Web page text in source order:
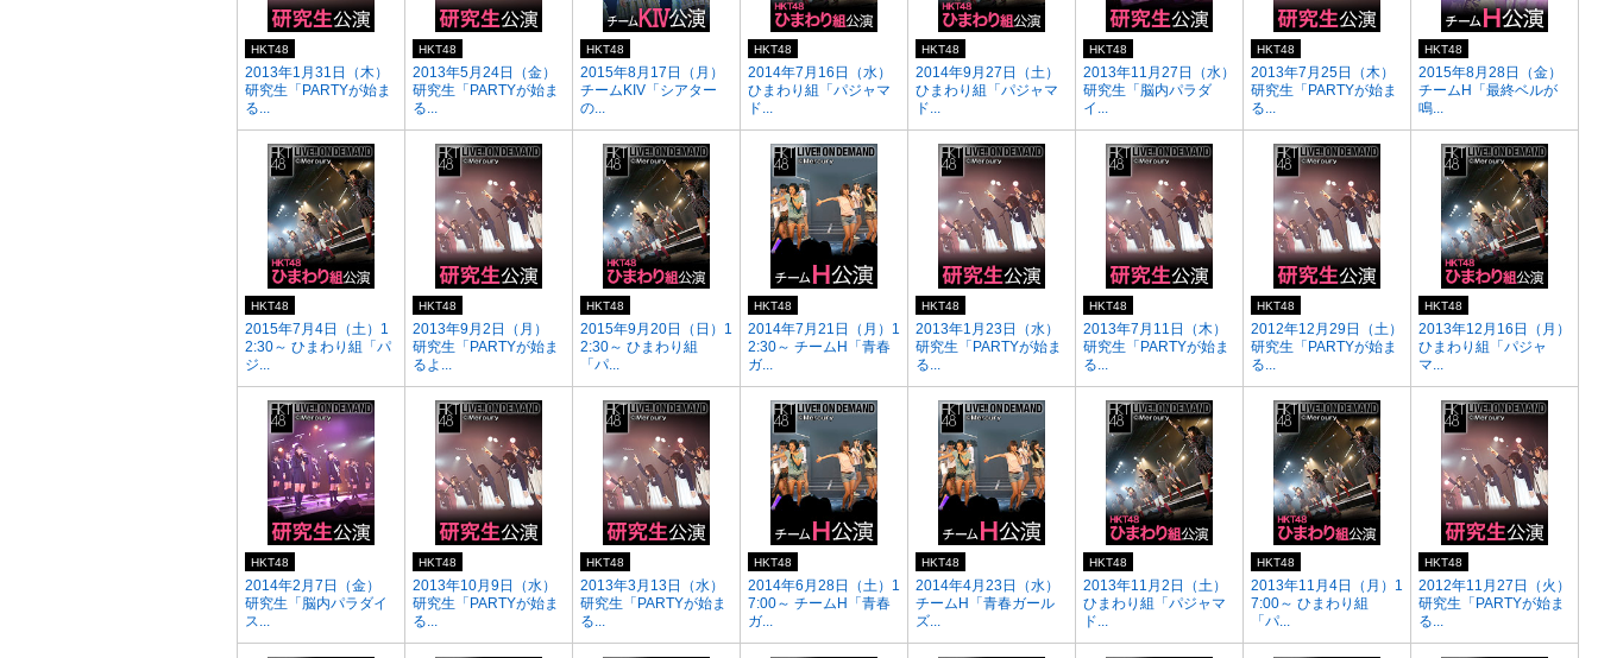
2013年1月31日（木）
研究生「PARTYが始ま
る...
HKT48
2013年5月24日（金）
研究生「PARTYが始ま
る...
HKT48
2015年8月17日（月）
チームKIV「シアター
の...
HKT48
2014年7月16日（水）
ひまわり組「パジャマ
ド...
HKT48
2014年9月27日（土）
ひまわり組「パジャマ
ド...
HKT48
2013年11月27日（水）
研究生「脳内パラダ
イ...
HKT48
2013年7月25日（木）
研究生「PARTYが始ま
る...
HKT48
2015年8月28日（金）
チームH「最終ベルが
鳴...
HKT48
2015年7月4日（土）1
2:30～ ひまわり組「パ
ジ...
HKT48
2013年9月2日（月）
研究生「PARTYが始ま
るよ...
HKT48
2015年9月20日（日）1
2:30～ ひまわり組
「パ...
HKT48
2014年7月21日（月）1
2:30～ チームH「青春
ガ...
HKT48
2013年1月23日（水）
研究生「PARTYが始ま
る...
HKT48
2013年7月11日（木）
研究生「PARTYが始ま
る...
HKT48
2012年12月29日（土）
研究生「PARTYが始ま
る...
HKT48
2013年12月16日（月）
ひまわり組「パジャ
マ...
HKT48
2014年2月7日（金）
研究生「脳内パラダイ
ス...
HKT48
2013年10月9日（水）
研究生「PARTYが始ま
る...
HKT48
2013年3月13日（水）
研究生「PARTYが始ま
る...
HKT48
2014年6月28日（土）1
7:00～ チームH「青春
ガ...
HKT48
2014年4月23日（水）
チームH「青春ガール
ズ...
HKT48
2013年11月2日（土）
ひまわり組「パジャマ
ド...
HKT48
2013年11月4日（月）1
7:00～ ひまわり組
「パ...
HKT48
2012年11月27日（火）
研究生「PARTYが始ま
る...
HKT48